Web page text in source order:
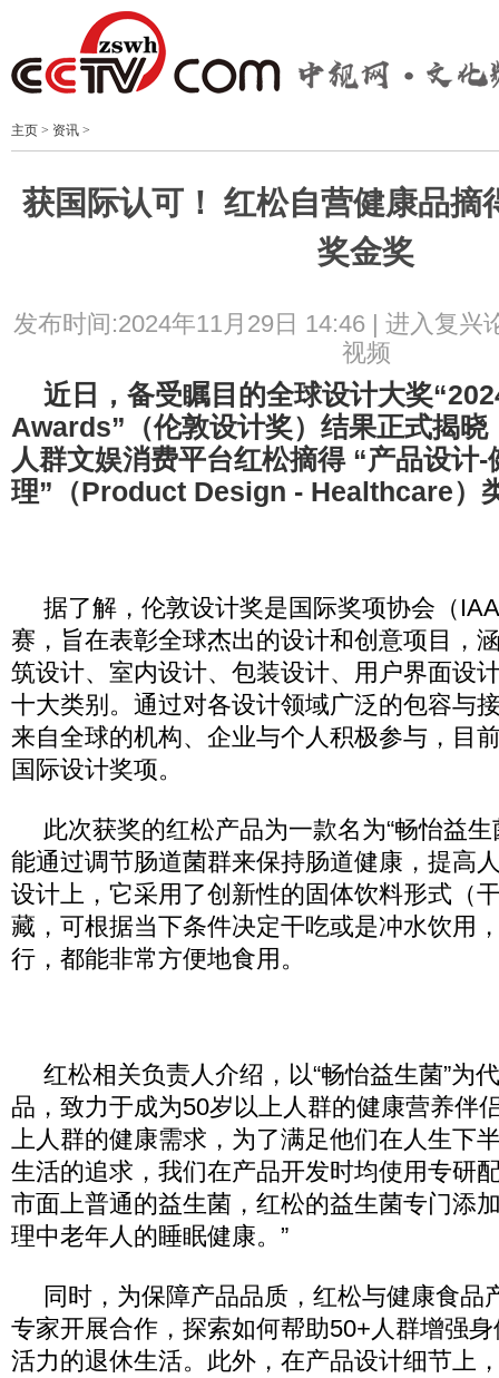
主页 > 资讯 >
获国际认可！ 红松自营健康品摘
奖金奖
发布时间:2024年11月29日 14:46 | 进入复兴
视频
近日，备受瞩目的全球设计大奖
Awards”（伦敦设计奖）结果正式揭晓
人群文娱消费平台红松摘得 “产品设计-
理”（Product Design - Healthcare）
据了解，伦敦设计奖是国际奖项协会（
赛，旨在表彰全球杰出的设计和创意项目，
筑设计、室内设计、包装设计、用户界面设
十大类别。通过对各设计领域广泛的包容与
来自全球的机构、企业与个人积极参与，目
国际设计奖项。
此次获奖的红松产品为一款名为“畅怡益
能通过调节肠道菌群来保持肠道健康，提高
设计上，它采用了创新性的固体饮料形式（
藏，可根据当下条件决定干吃或是冲水饮用
行，都能非常方便地食用。
红松相关负责人介绍，以“畅怡益生菌”为
品，致力于成为50岁以上人群的健康营养伴
上人群的健康需求，为了满足他们在人生下
生活的追求，我们在产品开发时均使用专研
市面上普通的益生菌，红松的益生菌专门添
理中老年人的睡眠健康。”
同时，为保障产品品质，红松与健康食品
专家开展合作，探索如何帮助50+人群增强
活力的退休生活。此外，在产品设计细节上